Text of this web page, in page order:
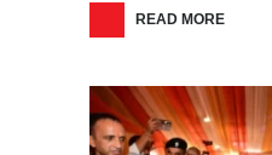
READ MORE